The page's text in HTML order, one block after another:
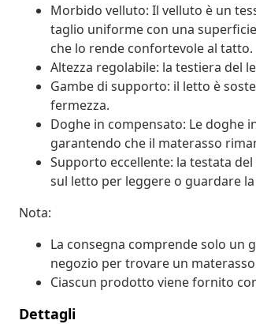
Morbido velluto: Il velluto è un
taglio uniforme con una
che lo rende confortevole al tatto.
Altezza regolabile: la testiera del
Gambe di supporto: il letto è
fermezza.
Doghe in compensato: Le doghe
garantendo che il materasso
Supporto eccellente: la testata
sul letto per leggere o guardare la
Nota:
La consegna comprende solo
negozio per trovare un
Ciascun prodotto viene fornito
Dettagli